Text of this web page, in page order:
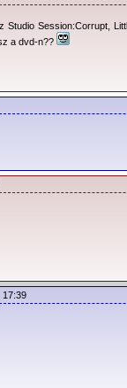
Session:Corrupt,
a dvd-n??
17:39